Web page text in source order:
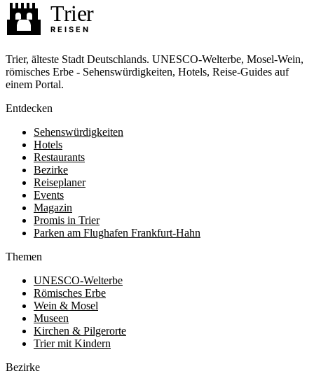
Trier, älteste Stadt Deutschlands. UNESCO-Welterbe, Mosel-Wein,
römisches Erbe - Sehenswürdigkeiten, Hotels, Reise-Guides auf
einem Portal.
Entdecken
Sehenswürdigkeiten
Hotels
Restaurants
Bezirke
Reiseplaner
Events
Magazin
Promis in Trier
Parken am Flughafen Frankfurt-Hahn
Themen
UNESCO-Welterbe
Römisches Erbe
Wein & Mosel
Museen
Kirchen & Pilgerorte
Trier mit Kindern
Bezirke